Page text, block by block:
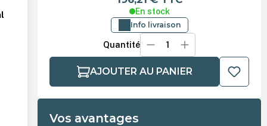
En stock
Info livraison
Quantité
AJOUTER AU PANIER
Vos avantages